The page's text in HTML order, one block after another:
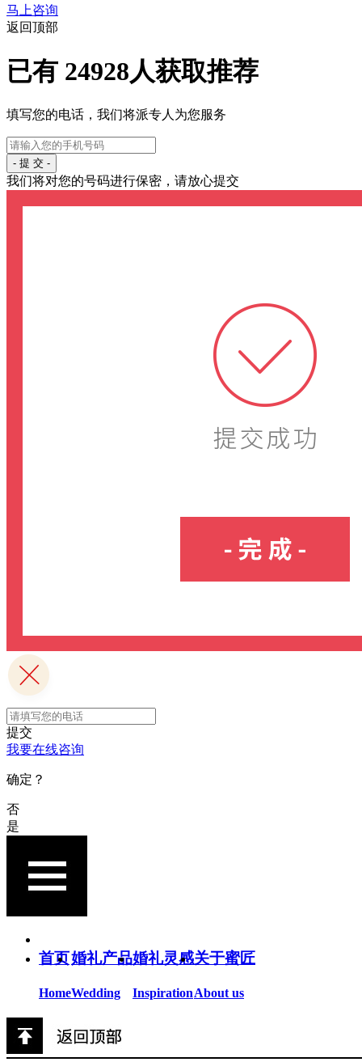
马上咨询
返回顶部
已有 24928人获取推荐
填写您的电话，我们将派专人为您服务
- 提 交 -
我们将对您的号码进行保密，请放心提交
提交
我要在线咨询
确定？
否
是
首页
Home
婚礼产品
Wedding
婚礼灵感
Inspiration
关于蜜匠
About us